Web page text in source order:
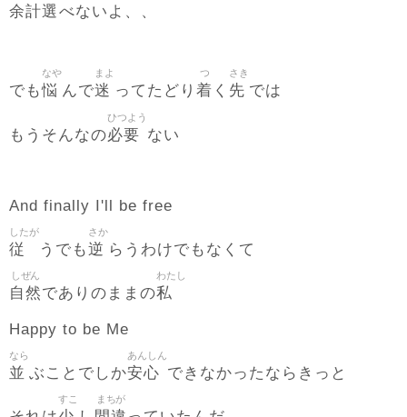
余計選べないよ、、
でも悩
なや
んで迷
まよ
ってたどり 着
つ
く 先
さき
では
もうそんなの必要
ひつよう
ない
And finally I'll be free
従
したが
うでも逆
さか
らうわけでもなくて
自然
しぜん
でありのままの私
わたし
Happy to be Me
並
なら
ぶことでしか安心
あんしん
できなかったならきっと
すこ まちが